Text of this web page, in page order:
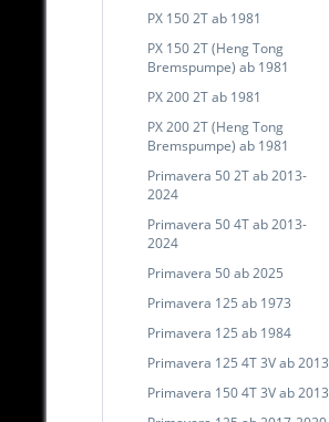
PX 150 2T ab 1981
PX 150 2T (Heng Tong
Bremspumpe) ab 1981
PX 200 2T ab 1981
PX 200 2T (Heng Tong
Bremspumpe) ab 1981
Primavera 50 2T ab 2013-
2024
Primavera 50 4T ab 2013-
2024
Primavera 50 ab 2025
Primavera 125 ab 1973
Primavera 125 ab 1984
Primavera 125 4T 3V ab 2013
Primavera 150 4T 3V ab 2013